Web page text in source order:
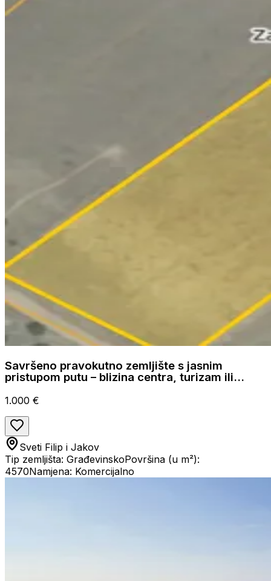
Savršeno pravokutno zemljište s jasnim
pristupom putu – blizina centra, turizam ili
1.000 €
Sveti Filip i Jakov
Tip zemljišta: GrađevinskoPovršina (u m²):
4570Namjena: Komercijalno